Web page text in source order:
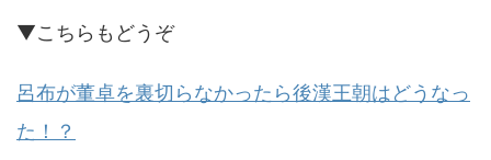
▼こちらもどうぞ
呂布が董卓を裏切らなかったら後漢王朝はどうなっ
た！？